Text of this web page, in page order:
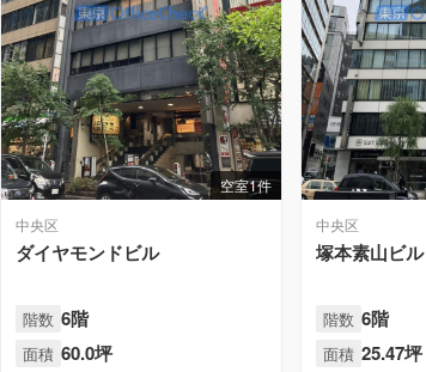
空室1件
中央区
ダイヤモンドビル
階数 6階
面積 60.0坪
中央区
塚本素山ビル
階数 6階
面積 25.47坪